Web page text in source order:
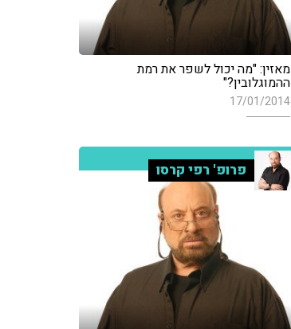
מאזין: "מה יכול לשפר את רמת
ההמוגלובין?"
17/01/2014
פרופ' רפי קרסו